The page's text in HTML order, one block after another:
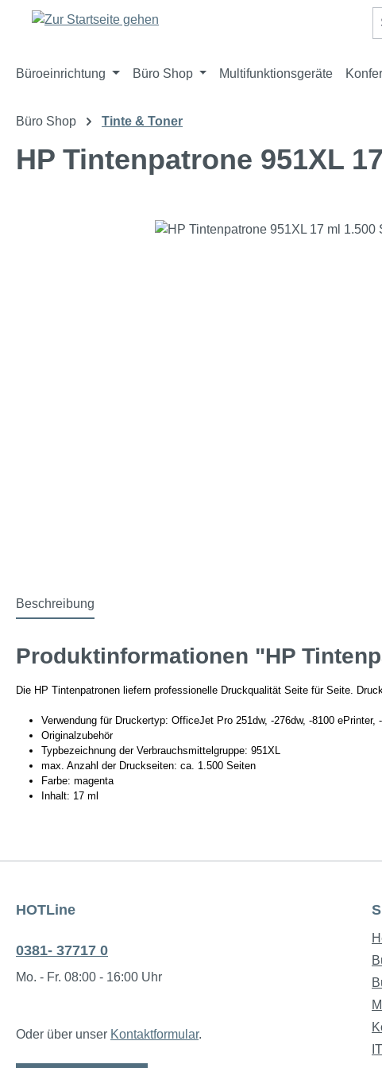
Hauptinhalt springen
Zur Suche springen
Zur Hauptnavigation springen
Büroeinrichtung Büro Shop Multifunktionsgeräte
Büro Shop Tinte & Toner
HP Tintenpatrone 951XL
Bildergalerie überspringen
Beschreibung
Produktinformationen "HP
Die HP Tintenpatronen liefern professionelle Druckqualität Seite für Seite.
Verwendung für Druckertyp: OfficeJet Pro 251dw, -276dw, -8100
Originalzubehör
Typbezeichnung der Verbrauchsmittelgruppe: 951XL
max. Anzahl der Druckseiten: ca. 1.500 Seiten
Farbe: magenta
Inhalt: 17 ml
HOTLine
0381- 37717 0
Mo. - Fr. 08:00 - 16:00 Uhr
Oder über unser Kontaktformular.